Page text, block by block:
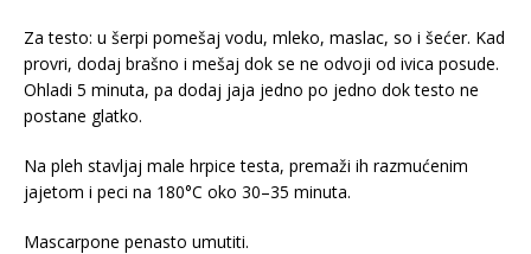
Za testo: u šerpi pomešaj vodu, mleko, maslac, so i šećer. Kad
provri, dodaj brašno i mešaj dok se ne odvoji od ivica posude.
Ohladi 5 minuta, pa dodaj jaja jedno po jedno dok testo ne
postane glatko.
Na pleh stavljaj male hrpice testa, premaži ih razmućenim
jajetom i peci na 180°C oko 30–35 minuta.
Mascarpone penasto umutiti.